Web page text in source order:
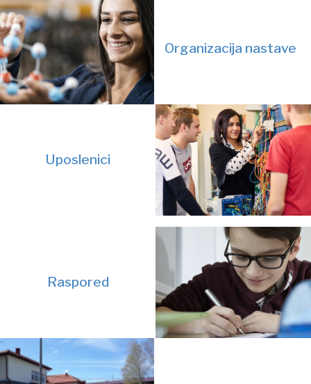
Organizacija nastave
Uposlenici
Raspored